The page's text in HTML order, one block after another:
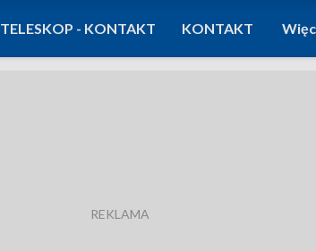
TELESKOP - KONTAKT KONTAKT